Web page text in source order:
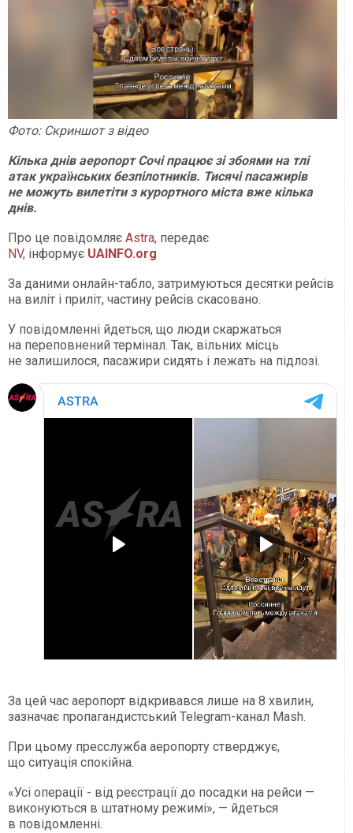
Фото: Скриншот з відео
Кілька днів аеропорт Сочі працює зі збоями на тлі
атак українських безпілотників. Тисячі пасажирів
не можуть вилетіти з курортного міста вже кілька
днів.
Про це повідомляє Astra, передає
NV, інформує UAINFO.org
За даними онлайн-табло, затримуються десятки рейсів
на виліт і приліт, частину рейсів скасовано.
У повідомленні йдеться, що люди скаржаться
на переповнений термінал. Так, вільних місць
не залишилося, пасажири сидять і лежать на підлозі.
За цей час аеропорт відкривався лише на 8 хвилин,
зазначає пропагандистський Telegram-канал Mash.
При цьому пресслужба аеропорту стверджує,
що ситуація спокійна.
«Усі операції - від реєстрації до посадки на рейси —
виконуються в штатному режимі», — йдеться
в повідомленні.